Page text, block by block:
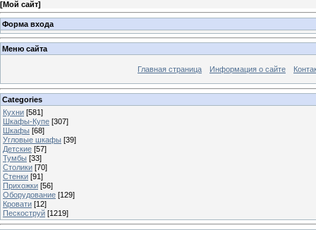
[Мой сайт]
Форма входа
Меню сайта
Главная страница Информация о сайте
Categories
Кухни [581]
Шкафы-Купе [307]
Шкафы [68]
Угловые шкафы [39]
Детские [57]
Тумбы [33]
Столики [70]
Стенки [91]
Прихожки [56]
Оборудование [129]
Кровати [12]
Пескоструй [1219]